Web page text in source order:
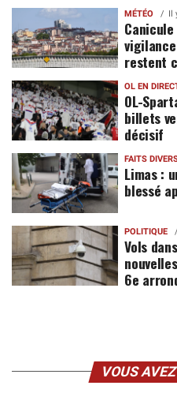
MÉTÉO Il
restent
OL EN
OL-
billets
décisif
FAITS
Limas :
blessé
POLITIQUE
Vols
6e
VOUS